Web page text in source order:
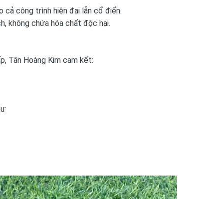
cả công trình hiện đại lẫn cổ điển.
không chứa hóa chất độc hại.
Tân Hoàng Kim cam kết: